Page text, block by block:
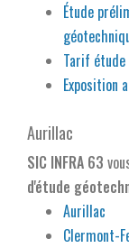
Étude
Tarif étude
Exposition
Aurillac
SIC INFRA 63
d'étude
Aurillac
Clermont-